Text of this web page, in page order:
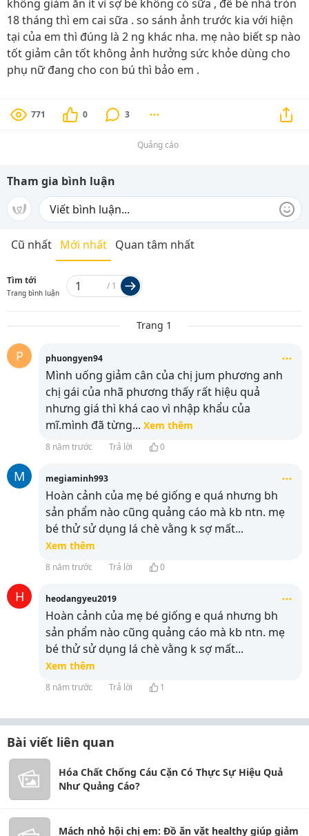
không giám ăn ít vì sợ bé không có sữa , để bé nhà tròn
18 tháng thì em cai sữa . so sánh ảnh trước kia với hiện
tại của em thì đúng là 2 ng khác nha. mẹ nào biết sp nào
tốt giảm cân tốt không ảnh hưởng sức khỏe dùng cho
phụ nữ đang cho con bú thì bảo em .
771 0 3
Quảng cáo
Tham gia bình luận
Cũ nhất Mới nhất Quan tâm nhất
Tìm tới
Trang bình luận
/ 1
Trang 1
P phuongyen94
Mình uống giảm cân của chị jum phương anh
chị gái của nhã phương thấy rất hiệu quả
nhưng giá thì khá cao vì nhập khẩu của
mĩ.mình đã từng... Xem thêm
8 năm trước Trả lời 0
M megiaminh993
Hoàn cảnh của mẹ bé giống e quá nhưng bh
sản phẩm nào cũng quảng cáo mà kb ntn. mẹ
bé thử sử dụng lá chè vằng k sợ mất...
Xem thêm
8 năm trước Trả lời 0
H heodangyeu2019
Hoàn cảnh của mẹ bé giống e quá nhưng bh
sản phẩm nào cũng quảng cáo mà kb ntn. mẹ
bé thử sử dụng lá chè vằng k sợ mất...
Xem thêm
8 năm trước Trả lời 1
Bài viết liên quan
Hóa Chất Chống Cáu Cặn Có Thực Sự Hiệu Quả
Như Quảng Cáo?
Mách nhỏ hội chị em: Đồ ăn vặt healthy giúp giảm